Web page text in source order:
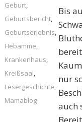
Bis
nur
auch
Geburt,
Geburtsbericht,
Geburtserlebnis,
Hebamme,
Krankenhaus,
Kreißsaal,
Lesergeschichte,
Mamablog